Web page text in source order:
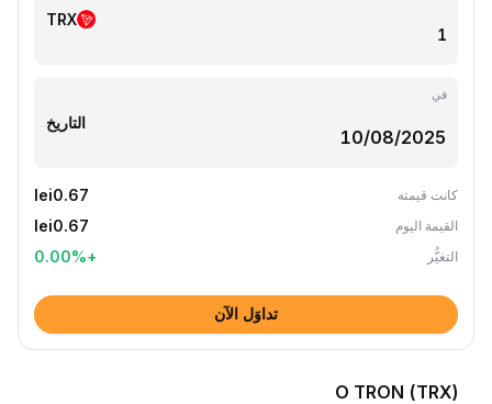
TRX
في
التاريخ
كانت قيمته lei0.67
القيمة اليوم lei0.67
التغيُّر +
0.00%
تداوَل الآن
O TRON (TRX)